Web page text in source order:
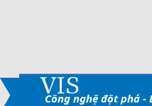
Công nghệ đột phá -